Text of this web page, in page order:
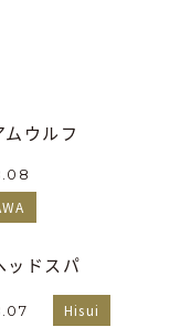
ムウルフ
ッドスパ
Hisui